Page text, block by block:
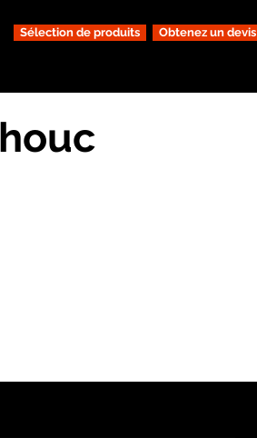
Sélection de produits Obtenez un devis